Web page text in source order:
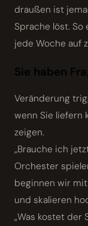
draußen ist
Sprache löst. So
jede Woche auf
Sie haben
Veränderung triggert Fragen. „Kann ich das allein?“ – Ja,
wenn Sie liefern
zeigen.
„Brauche ich
Orchester
beginnen wir mit
und skalieren
„Was kostet der